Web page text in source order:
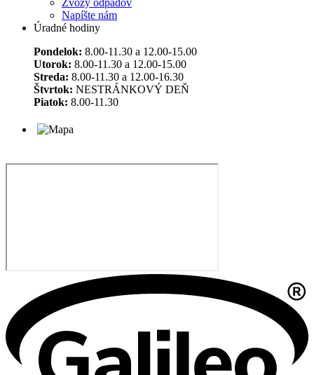
Zvozy odpadov
Napíšte nám
Úradné hodiny
Pondelok: 8.00-11.30 a 12.00-15.00
Utorok: 8.00-11.30 a 12.00-15.00
Streda: 8.00-11.30 a 12.00-16.30
Štvrtok: NESTRÁNKOVÝ DEŇ
Piatok: 8.00-11.30